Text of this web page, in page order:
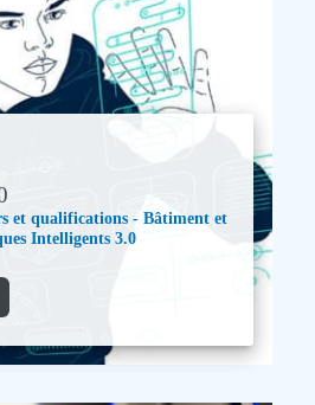
et qualifications - Bâtiment et
Intelligents 3.0